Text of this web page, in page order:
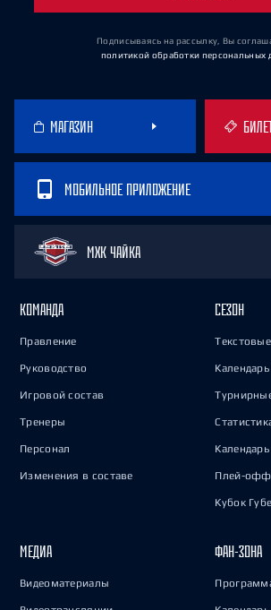
Подписываясь на рассылку, Вы
политикой обработки персональных
МАГАЗИН
МОБИЛЬНОЕ ПРИЛОЖЕНИЕ
МХК ЧАЙКА
КОМАНДА
Правление
Руководство
Игровой состав
Тренеры
Персонал
Изменения в составе
СЕЗОН
Плей-офф
Кубок
МЕДИА
Видеоматериалы
ФАН-ЗОНА